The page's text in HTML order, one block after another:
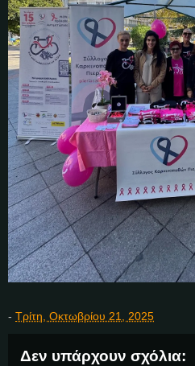
- Τρίτη, Οκτωβρίου 21, 2025
Δεν υπάρχουν σχόλια: